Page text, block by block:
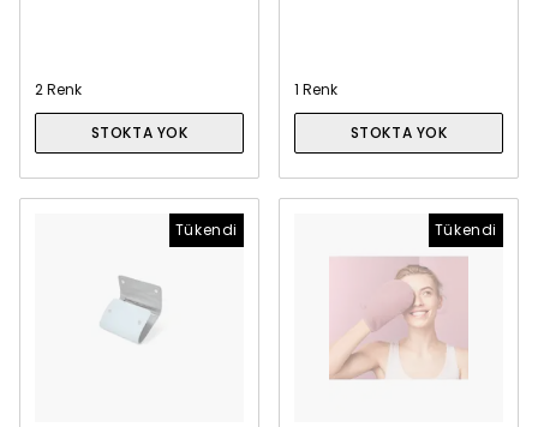
2 Renk
STOKTA YOK
1 Renk
STOKTA YOK
Tükendi Tükendi